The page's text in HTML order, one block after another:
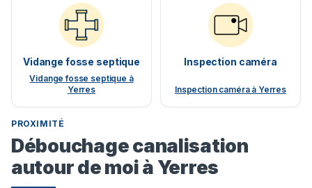
Vidange fosse septique
Vidange fosse septique à
Yerres
Inspection caméra
Inspection caméra à Yerres
PROXIMITÉ
Débouchage canalisation
autour de moi à Yerres